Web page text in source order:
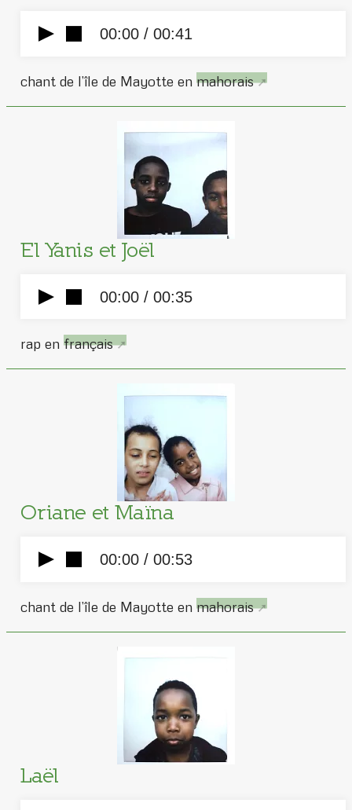
00:00 / 00:41
chant de l’île de Mayotte en mahorais
El Yanis et Joël
00:00 / 00:35
rap en français
Oriane et Maïna
00:00 / 00:53
chant de l’île de Mayotte en mahorais
Laël